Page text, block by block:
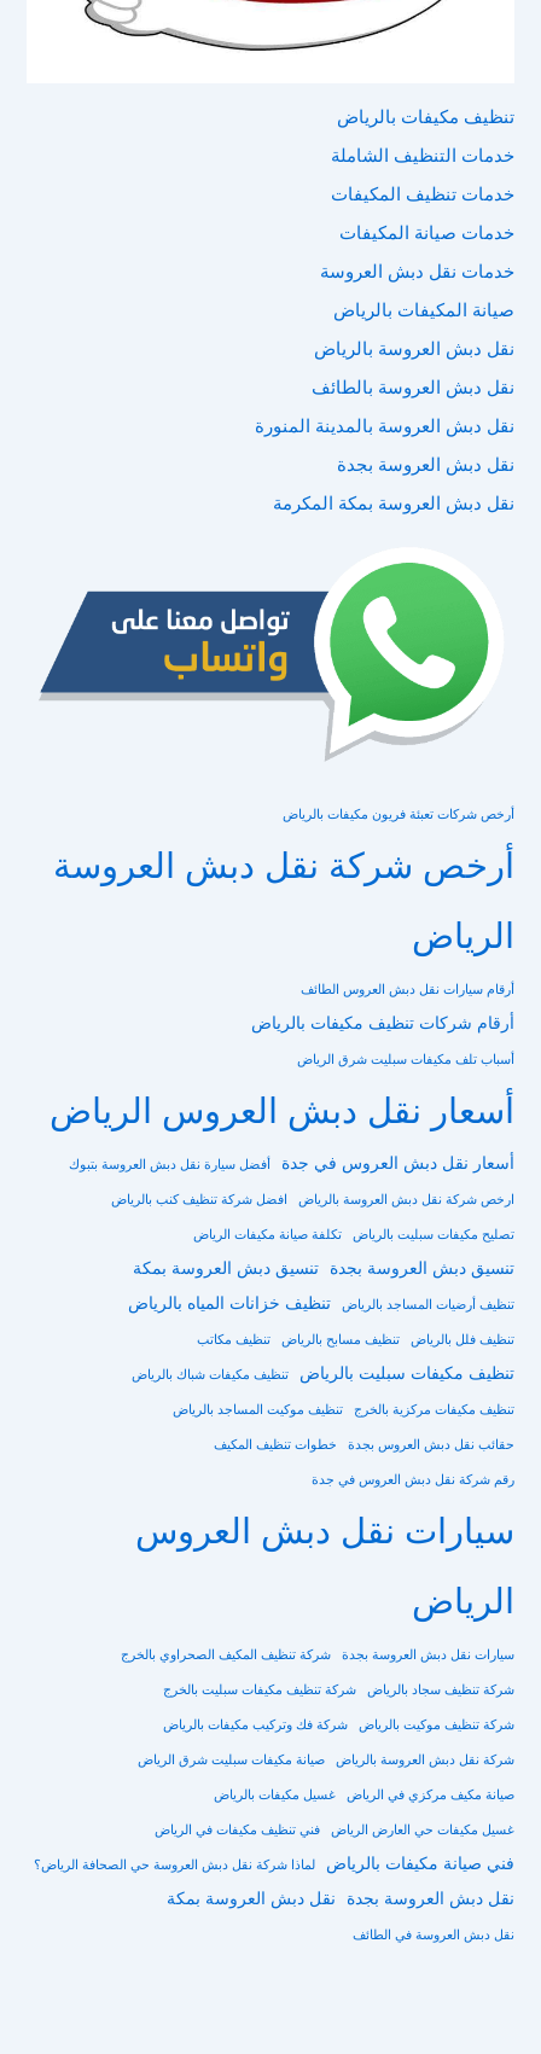
تنظيف مكيفات بالرياض
خدمات التنظيف الشاملة
خدمات تنظيف المكيفات
خدمات صيانة المكيفات
خدمات نقل دبش العروسة
صيانة المكيفات بالرياض
نقل دبش العروسة بالرياض
نقل دبش العروسة بالطائف
نقل دبش العروسة بالمدينة المنورة
نقل دبش العروسة بجدة
نقل دبش العروسة بمكة المكرمة
أرخص شركات تعبئة فريون مكيفات بالرياض
أرخص شركة نقل دبش العروسة
الرياض
أرقام سيارات نقل دبش العروس الطائف
أرقام شركات تنظيف مكيفات بالرياض
أسباب تلف مكيفات سبليت شرق الرياض
أسعار نقل دبش العروس الرياض
أسعار نقل دبش العروس في جدة أفضل سيارة نقل دبش العروسة بتبوك
ارخص شركة نقل دبش العروسة بالرياض افضل شركة تنظيف كنب بالرياض
تصليح مكيفات سبليت بالرياض تكلفة صيانة مكيفات الرياض
تنسيق دبش العروسة بجدة تنسيق دبش العروسة بمكة
تنظيف أرضيات المساجد بالرياض تنظيف خزانات المياه بالرياض
تنظيف فلل بالرياض تنظيف مسابح بالرياض تنظيف مكاتب
تنظيف مكيفات سبليت بالرياض تنظيف مكيفات شباك بالرياض
تنظيف مكيفات مركزية بالخرج تنظيف موكيت المساجد بالرياض
حقائب نقل دبش العروس بجدة خطوات تنظيف المكيف
رقم شركة نقل دبش العروس في جدة
سيارات نقل دبش العروس
الرياض
سيارات نقل دبش العروسة بجدة شركة تنظيف المكيف الصحراوي بالخرج
شركة تنظيف سجاد بالرياض شركة تنظيف مكيفات سبليت بالخرج
شركة تنظيف موكيت بالرياض شركة فك وتركيب مكيفات بالرياض
شركة نقل دبش العروسة بالرياض صيانة مكيفات سبليت شرق الرياض
صيانة مكيف مركزي في الرياض غسيل مكيفات بالرياض
غسيل مكيفات حي العارض الرياض فني تنظيف مكيفات في الرياض
فني صيانة مكيفات بالرياض لماذا شركة نقل دبش العروسة حي الصحافة الرياض؟
نقل دبش العروسة بجدة نقل دبش العروسة بمكة
نقل دبش العروسة في الطائف